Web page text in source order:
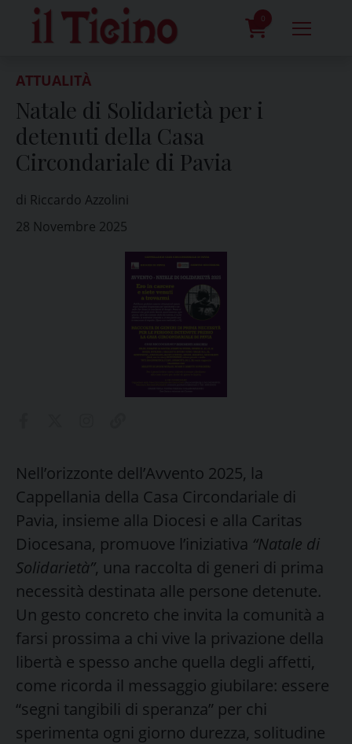
content
0
ATTUALITÀ
Natale di Solidarietà per i
detenuti della Casa
Circondariale di Pavia
di Riccardo Azzolini
28 Novembre 2025
Nell’orizzonte dell’Avvento 2025, la
Cappellania della Casa Circondariale di
Pavia, insieme alla Diocesi e alla Caritas
Diocesana, promuove l’iniziativa “Natale di
Solidarietà”, una raccolta di generi di prima
necessità destinata alle persone detenute.
Un gesto concreto che invita la comunità a
farsi prossima a chi vive la privazione della
libertà e spesso anche quella degli affetti,
come ricorda il messaggio giubilare: essere
“segni tangibili di speranza” per chi
sperimenta ogni giorno durezza, solitudine